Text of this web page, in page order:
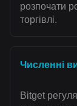
розпочати
торгівлі.
Численні
Bitget